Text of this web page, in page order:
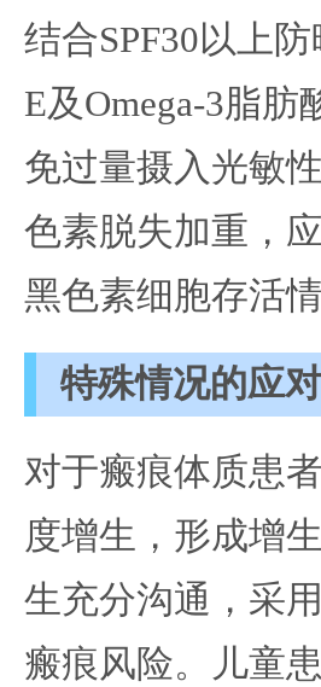
结合SPF30以上
E及Omega-3脂
免过量摄入光敏
色素脱失加重，
黑色素细胞存活情
特殊情况的应
对于瘢痕体质患
度增生，形成增
生充分沟通，采
瘢痕风险。儿童